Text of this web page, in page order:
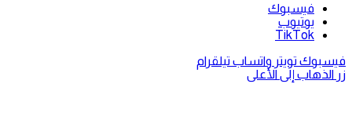
فيسبوك
يوتيوب
‫TikTok
فيسبوك تويتر واتساب تيلقرام
زر الذهاب إلى الأعلى